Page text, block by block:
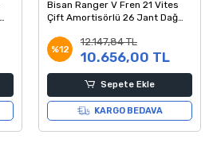
Bisan Ranger V Fren 21 Vites
Çift Amortisörlü 26 Jant Dağ
%12
12.147,84 TL
10.656,00 TL
Sepete Ekle
KARGO BEDAVA